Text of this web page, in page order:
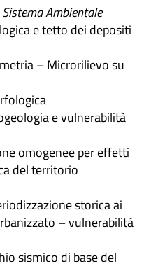
Ambientale
e tetto dei depositi
– Microrilievo su
e vulnerabilità
omogenee per effetti
del territorio
storica ai
– vulnerabilità
sismico di base del